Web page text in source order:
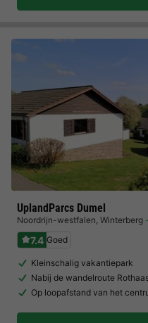
UplandParcs Dumel
Noordrijn-westfalen, Winterberg
7.4 Goed
Kleinschalig vakantiepark
Nabij de wandelroute
Op loopafstand van het